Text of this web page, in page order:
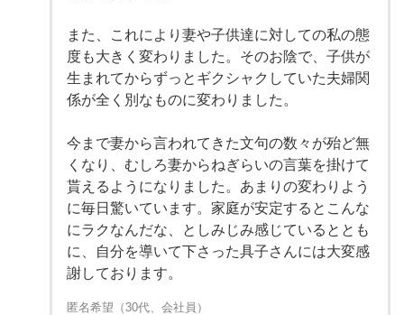
また、これにより妻や子供達に対しての私の態
度も大きく変わりました。そのお陰で、子供が
生まれてからずっとギクシャクしていた夫婦関
係が全く別なものに変わりました。
今まで妻から言われてきた文句の数々が殆ど無
くなり、むしろ妻からねぎらいの言葉を掛けて
貰えるようになりました。あまりの変わりよう
に毎日驚いています。家庭が安定するとこんな
にラクなんだな、としみじみ感じているととも
に、自分を導いて下さった具子さんには大変感
謝しております。
匿名希望（30代、会社員）